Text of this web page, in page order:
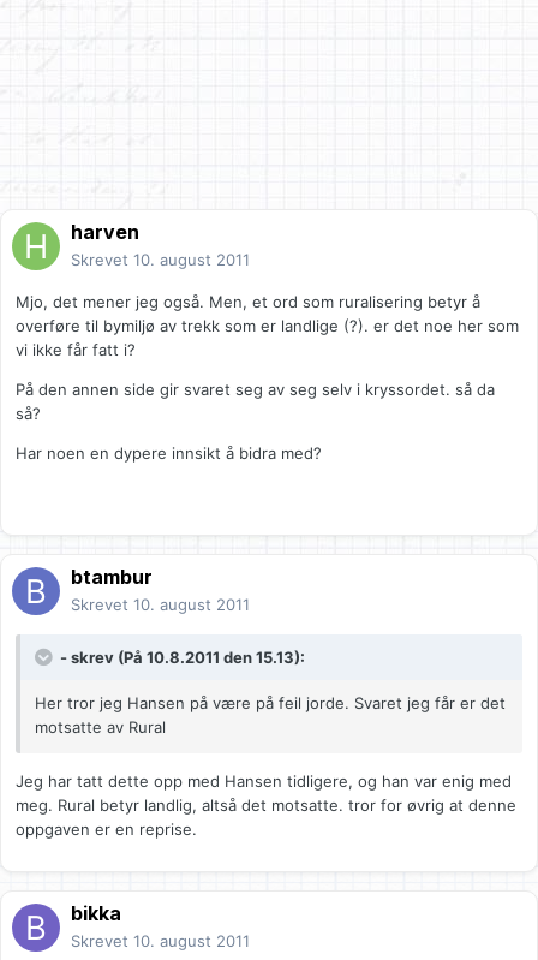
harven
Skrevet 10. august 2011
Mjo, det mener jeg også. Men, et ord som ruralisering betyr å
overføre til bymiljø av trekk som er landlige (?). er det noe her som
vi ikke får fatt i?
På den annen side gir svaret seg av seg selv i kryssordet. så da
så?
Har noen en dypere innsikt å bidra med?
btambur
Skrevet 10. august 2011
- skrev (På 10.8.2011 den 15.13):
Her tror jeg Hansen på være på feil jorde. Svaret jeg får er det
motsatte av Rural
Jeg har tatt dette opp med Hansen tidligere, og han var enig med
meg. Rural betyr landlig, altså det motsatte. tror for øvrig at denne
oppgaven er en reprise.
bikka
Skrevet 10. august 2011